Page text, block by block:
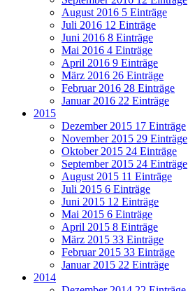
August 2016 5 Einträge
Juli 2016 12 Einträge
Juni 2016 8 Einträge
Mai 2016 4 Einträge
April 2016 9 Einträge
März 2016 26 Einträge
Februar 2016 28 Einträge
Januar 2016 22 Einträge
2015
Dezember 2015 17 Einträge
November 2015 29 Einträge
Oktober 2015 24 Einträge
September 2015 24 Einträge
August 2015 11 Einträge
Juli 2015 6 Einträge
Juni 2015 12 Einträge
Mai 2015 6 Einträge
April 2015 8 Einträge
März 2015 33 Einträge
Februar 2015 33 Einträge
Januar 2015 22 Einträge
2014